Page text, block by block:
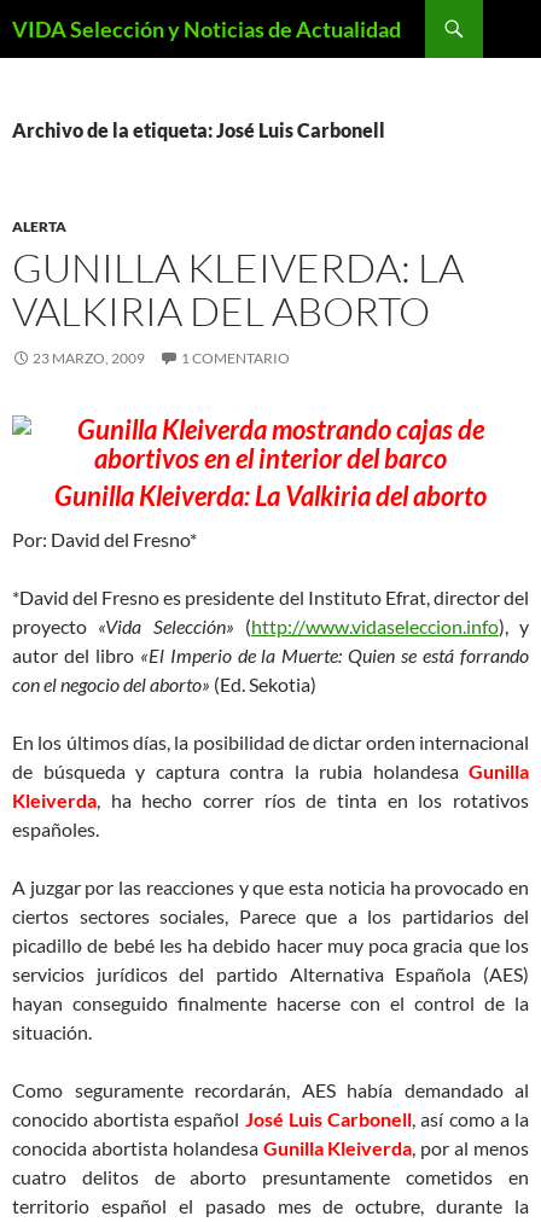
VIDA Selección y Noticias de Actualidad
Archivo de la etiqueta: José Luis Carbonell
ALERTA
GUNILLA KLEIVERDA: LA
VALKIRIA DEL ABORTO
23 MARZO, 2009 1 COMENTARIO
Gunilla Kleiverda: La Valkiria del aborto
Por: David del Fresno*
*David del Fresno es presidente del Instituto Efrat, director del
proyecto «Vida Selección» (http://www.vidaseleccion.info), y
autor del libro «El Imperio de la Muerte: Quien se está forrando
con el negocio del aborto» (Ed. Sekotia)
En los últimos días, la posibilidad de dictar orden internacional
de búsqueda y captura contra la rubia holandesa Gunilla
Kleiverda, ha hecho correr ríos de tinta en los rotativos
españoles.
A juzgar por las reacciones y que esta noticia ha provocado en
ciertos sectores sociales, Parece que a los partidarios del
picadillo de bebé les ha debido hacer muy poca gracia que los
servicios jurídicos del partido Alternativa Española (AES)
hayan conseguido finalmente hacerse con el control de la
situación.
Como seguramente recordarán, AES había demandado al
conocido abortista español José Luis Carbonell, así como a la
conocida abortista holandesa Gunilla Kleiverda, por al menos
cuatro delitos de aborto presuntamente cometidos en
territorio español el pasado mes de octubre, durante la